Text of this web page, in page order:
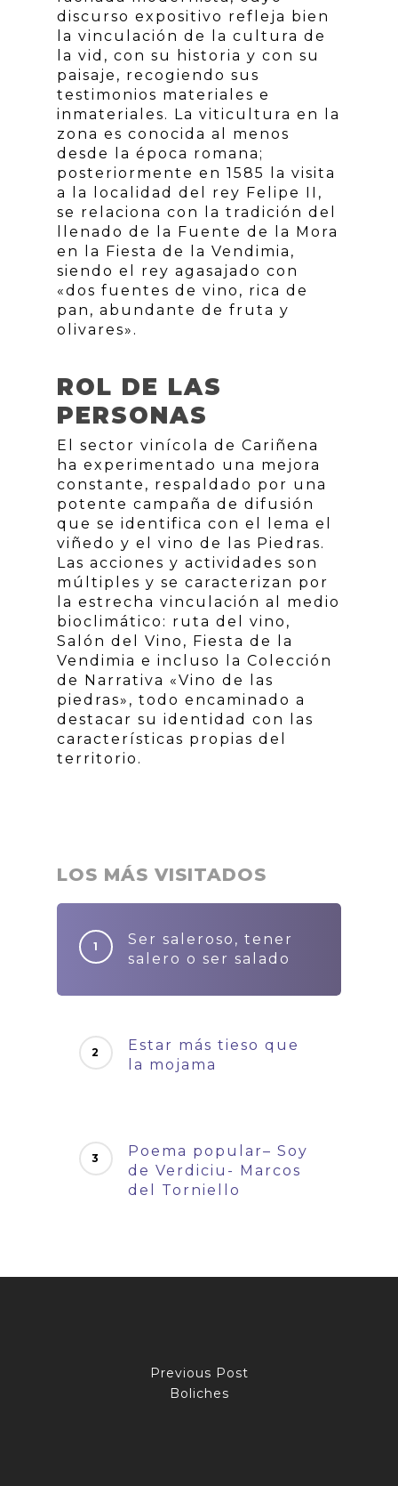
discurso expositivo refleja bien
la vinculación de la cultura de
la vid, con su historia y con su
paisaje, recogiendo sus
testimonios materiales e
inmateriales. La viticultura en la
zona es conocida al menos
desde la época romana;
posteriormente en 1585 la visita
a la localidad del rey Felipe II,
se relaciona con la tradición del
llenado de la Fuente de la Mora
en la Fiesta de la Vendimia,
siendo el rey agasajado con
«dos fuentes de vino, rica de
pan, abundante de fruta y
olivares».
ROL DE LAS
PERSONAS
El sector vinícola de Cariñena
ha experimentado una mejora
constante, respaldado por una
potente campaña de difusión
que se identifica con el lema el
viñedo y el vino de las Piedras.
Las acciones y actividades son
múltiples y se caracterizan por
la estrecha vinculación al medio
bioclimático: ruta del vino,
Salón del Vino, Fiesta de la
Vendimia e incluso la Colección
de Narrativa «Vino de las
piedras», todo encaminado a
destacar su identidad con las
características propias del
territorio.
LOS MÁS VISITADOS
Ser saleroso, tener
salero o ser salado
Estar más tieso que
la mojama
Poema popular– Soy
de Verdiciu- Marcos
del Torniello
Previous Post
Boliches